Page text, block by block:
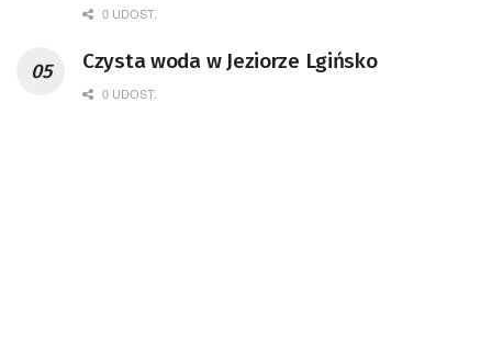
Kompetencji Przemysłu Lotniczo-
Badań Kosmicznych i Satelitarnych PAN.
0 UDOST.
Czysta woda w Jeziorze Lgińsko
0 UDOST.